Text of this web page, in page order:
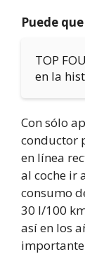
Puede
TOP
en la
Con sólo
conductor
en línea
al coche ir
consumo
30 l/100
así en los